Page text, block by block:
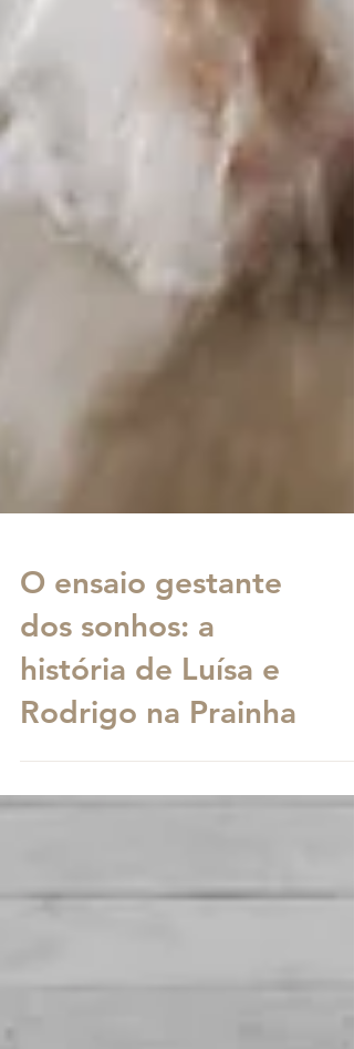
O ensaio gestante
dos sonhos: a
história de Luísa e
Rodrigo na Prainha